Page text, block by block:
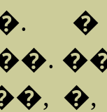
��